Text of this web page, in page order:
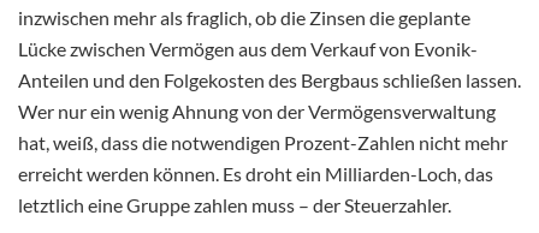
inzwischen mehr als fraglich, ob die Zinsen die geplante
Lücke zwischen Vermögen aus dem Verkauf von Evonik-
Anteilen und den Folgekosten des Bergbaus schließen lassen.
Wer nur ein wenig Ahnung von der Vermögensverwaltung
hat, weiß, dass die notwendigen Prozent-Zahlen nicht mehr
erreicht werden können. Es droht ein Milliarden-Loch, das
letztlich eine Gruppe zahlen muss – der Steuerzahler.